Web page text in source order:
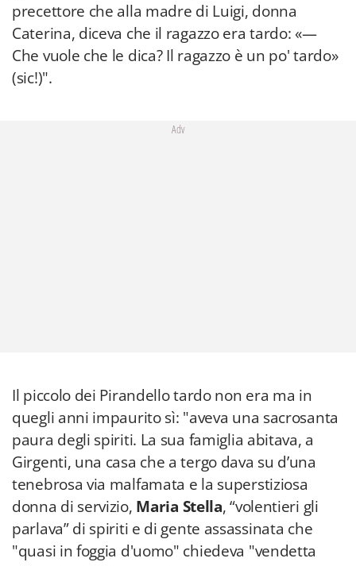
precettore che alla madre di Luigi, donna
Caterina, diceva che il ragazzo era tardo: «—
Che vuole che le dica? Il ragazzo è un po' tardo»
(sic!)".
Adv
Il piccolo dei Pirandello tardo non era ma in
quegli anni impaurito sì: "aveva una sacrosanta
paura degli spiriti. La sua famiglia abitava, a
Girgenti, una casa che a tergo dava su d’una
tenebrosa via malfamata e la superstiziosa
donna di servizio, Maria Stella, “volentieri gli
parlava” di spiriti e di gente assassinata che
"quasi in foggia d'uomo" chiedeva "vendetta